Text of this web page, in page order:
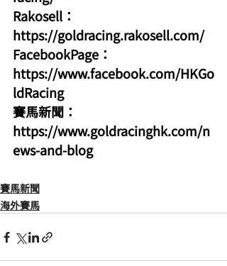
Rakosell：
https://goldracing.rakosell.com/
FacebookPage：
https://www.facebook.com/HKGo
ldRacing
賽馬新聞：
https://www.goldracinghk.com/n
ews-and-blog
賽馬新聞
海外賽馬